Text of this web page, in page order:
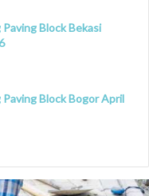
Paving Block Bekasi
Paving Block Bogor April